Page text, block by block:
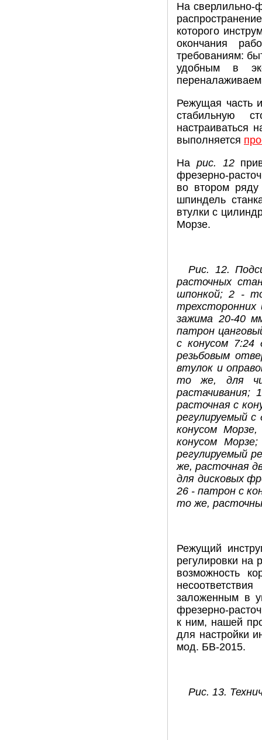
На сверлильно-
которого
окончания
требованиям:
удобным в
Режущая часть
стабильную
настраиваться
выполняется
На рис. 12
фрезерно-
во втором ряду
шпиндель
втулки с
Морзе.
Рис. 12.
расточных
шпонкой; 2 -
трехсторонних
зажима 20-40
патрон
с конусом
резьбовым
втулок и
то же, для
растачивания;
расточная с
регулируемый
конусом
конусом
регулируемый
же, расточная
для дисковых
26 - патрон с
то же,
Режущий
регулировки на
возможность
заложенным в
фрезерно-
к ним, нашей
для настройки
мод. БВ-2015.
Рис. 13.